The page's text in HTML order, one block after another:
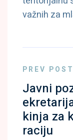
važnih za
PREV POST
Javni
kinja za
raciju